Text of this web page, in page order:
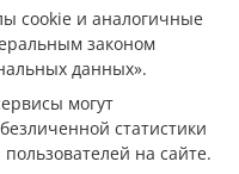
cookie и аналогичные
законом
данных».
могут
статистики
на сайте.